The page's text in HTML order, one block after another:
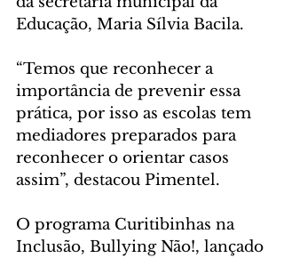
Educação, Maria Sílvia Bacila.
“Temos que reconhecer a
importância de prevenir essa
prática, por isso as escolas tem
mediadores preparados para
reconhecer o orientar casos
assim”, destacou Pimentel.
O programa Curitibinhas na
Inclusão, Bullying Não!, lançado